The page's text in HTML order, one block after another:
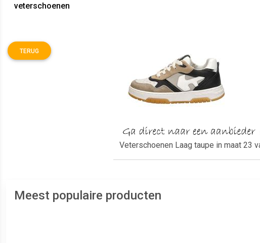
veterschoenen
TERUG
Veterschoenen Laag taupe in maat 23
Meest populaire producten